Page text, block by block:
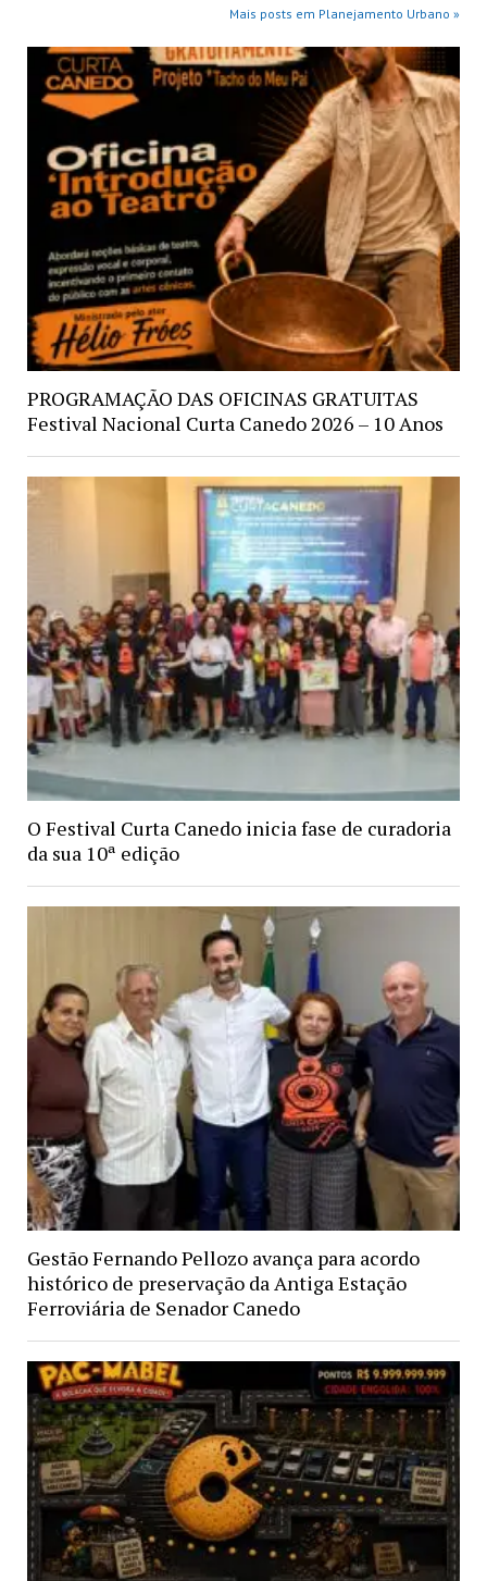
Mais posts em Planejamento Urbano »
PROGRAMAÇÃO DAS OFICINAS GRATUITAS
Festival Nacional Curta Canedo 2026 – 10 Anos
O Festival Curta Canedo inicia fase de curadoria
da sua 10ª edição
Gestão Fernando Pellozo avança para acordo
histórico de preservação da Antiga Estação
Ferroviária de Senador Canedo